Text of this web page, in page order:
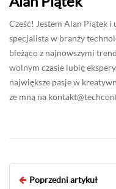
Cześć! Jestem Alan Piątek
specjalista w branży
bieżąco z najnowszymi
wolnym czasie lubię
największe pasje w
ze mną na
Poprzedni artykuł